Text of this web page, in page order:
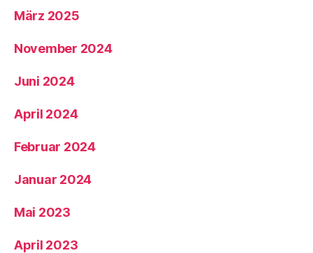
März 2025
November 2024
Juni 2024
April 2024
Februar 2024
Januar 2024
Mai 2023
April 2023